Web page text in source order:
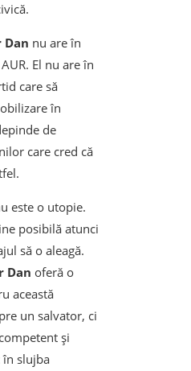
Dan nu are în
El nu are în
care să
în
de
care cred că
este o utopie.
posibilă atunci
să o aleagă.
Dan oferă o
această
un salvator, ci
și
în slujba